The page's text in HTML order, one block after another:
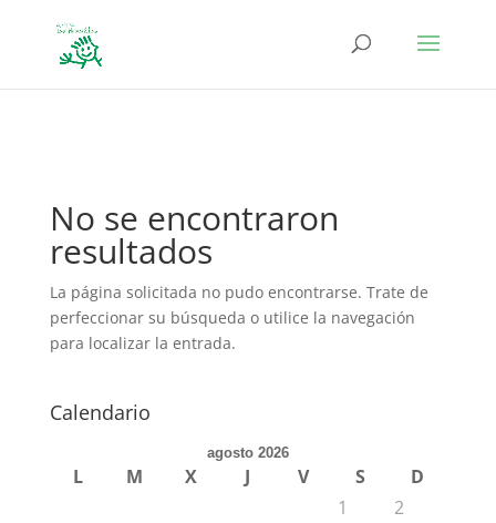
No se encontraron
resultados
La página solicitada no pudo encontrarse. Trate de
perfeccionar su búsqueda o utilice la navegación
para localizar la entrada.
Calendario
agosto 2026
L M X J V S
D
1
2